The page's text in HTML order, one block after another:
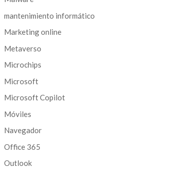
mantenimiento informático
Marketing online
Metaverso
Microchips
Microsoft
Microsoft Copilot
Móviles
Navegador
Office 365
Outlook